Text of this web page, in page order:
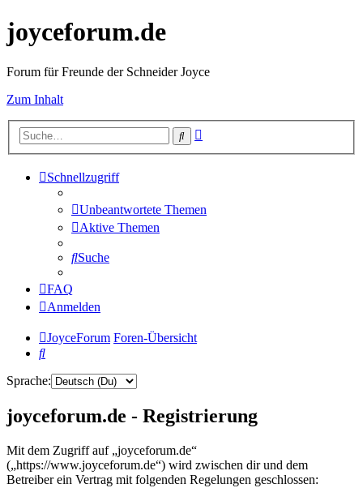
joyceforum.de
Forum für Freunde der Schneider Joyce
Zum Inhalt
Suche
Schnellzugriff
Unbeantwortete Themen
Aktive Themen
Suche
FAQ
Anmelden
JoyceForum Foren-Übersicht
Suche
Sprache:
joyceforum.de - Registrierung
Mit dem Zugriff auf „joyceforum.de“
(„https://www.joyceforum.de“) wird zwischen dir und dem
Betreiber ein Vertrag mit folgenden Regelungen geschlossen: